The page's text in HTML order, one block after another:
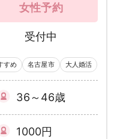
女性予約
受付中
すめ 名古屋市 大人婚活
36～46歳
1000円